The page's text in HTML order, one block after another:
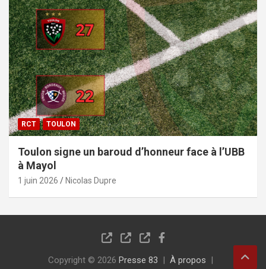
RCT TOULON
Toulon signe un baroud d’honneur face à l’UBB
à Mayol
1 juin 2026 Nicolas Dupre
Copyright © 2026 Presse 83 À propos